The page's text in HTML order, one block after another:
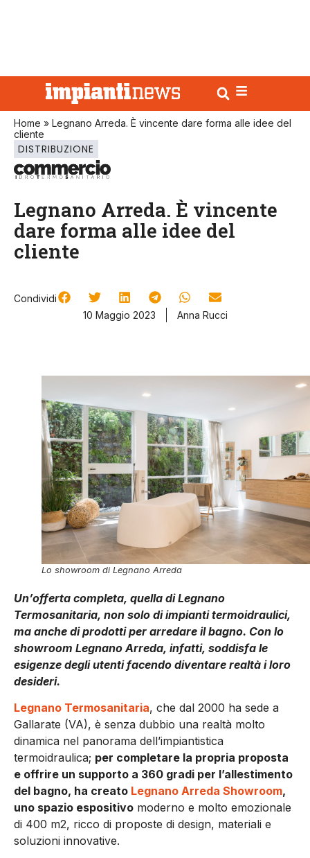
Home » Legnano Arreda. È vincente dare forma alle idee del
cliente
DISTRIBUZIONE
Legnano Arreda. È vincente
dare forma alle idee del
cliente
Condividi
10 Maggio 2023
Anna Rucci
Lo showroom di Legnano Arreda
Un’offerta completa, quella di Legnano
Termosanitaria, non solo di impianti termoidraulici,
ma anche di prodotti per arredare il bagno. Con lo
showroom Legnano Arreda, infatti, soddisfa le
esigenze degli utenti facendo diventare realtà i loro
desideri.
Legnano Termosanitaria, che dal 2000 ha sede a
Gallarate (VA), è senza dubbio una realtà molto
dinamica nel panorama dell’impiantistica
termoidraulica; per completare la propria proposta
e offrire un supporto a 360 gradi per l’allestimento
del bagno, ha creato Legnano Arreda Showroom,
uno spazio espositivo moderno e molto emozionale
di 400 m2, ricco di proposte di design, materiali e
soluzioni innovative.